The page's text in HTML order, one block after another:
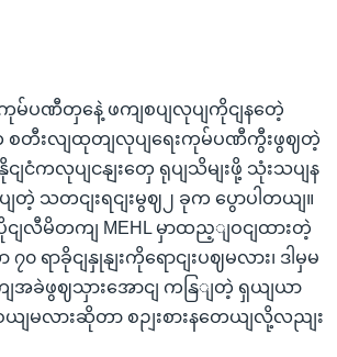
ကုမ်ပဏီတှနေဲ့ ဖကျစပျလုပျကိုငျနတေဲ့
စတီးလျထုတျလုပျရေးကုမ်ပဏီကွီးဖွဈတဲ့
နိုငျငံကလုပျငနျးတှေ ရုပျသိမျးဖို့ သုံးသပျန
တဲ့ သတငျးရငျးမွဈ၂ ခုက ပွောပါတယျ။
းပိုငျလီမိတကျ MEHL မှာထည့ျဝငျထားတဲ့
၀ ရာခိုငျနှုနျးကိုရောငျးပဈမလား၊ ဒါမှမ
ျအခဲဖွဈသှားအောငျ ကနြျတဲ့ ရှယျယာ
ဝယျမလားဆိုတာ စဉျးစားနတေယျလို့လညျး